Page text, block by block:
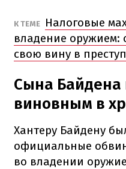
К ТЕМЕ
Налоговые
владение оружием:
свою вину в
Сына Байдена
виновным в
Хантеру Байдену
официальные
во владении